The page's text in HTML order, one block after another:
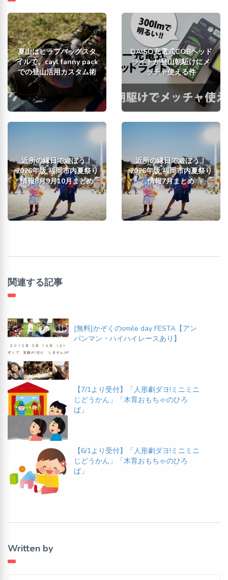
夏山はヒップバッグスタ
イルで。cayl fanny pack
での登山活用カスタム術
DAISO充電式COBヘッド
ライトが登山朝駈けにメ
ッチャ使える件
近所の縁日で遊ぼう！
2026年版 福岡市内夏祭り
情報8月9月10月まとめ
近所の縁日で遊ぼう！
2026年版 福岡市内夏祭り
情報7月まとめ
関連する記事
[無料]かぞくのsmile day FESTA【アン
パンマン・ハイハイレースあり】
【7/1より受付】「人形劇ダヨ!ミニミニ
じどうかん」「木育おもちゃのひろ
ば」
【6/1より受付】「人形劇ダヨ!ミニミニ
じどうかん」「木育おもちゃのひろ
ば」
Written by